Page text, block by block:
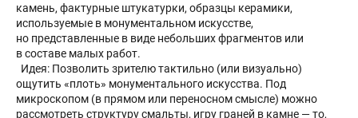
камень, фактурные штукатурки, образцы керамики,
используемые в монументальном искусстве,
но представленные в виде небольших фрагментов или
в составе малых работ.
Идея: Позволить зрителю тактильно (или визуально)
ощутить «плоть» монументального искусства. Под
микроскопом (в прямом или переносном смысле) можно
рассмотреть структуру смальты, игру граней в камне — то,